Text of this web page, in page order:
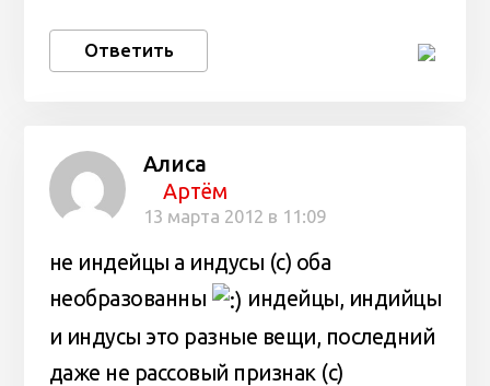
Ответить
Алиса
Артём
13 марта 2012 в 11:09
не индейцы а индусы (с) оба
необразованны
индейцы, индийцы
и индусы это разные вещи, последний
даже не рассовый признак (с)